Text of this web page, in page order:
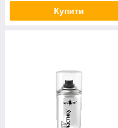
Купити